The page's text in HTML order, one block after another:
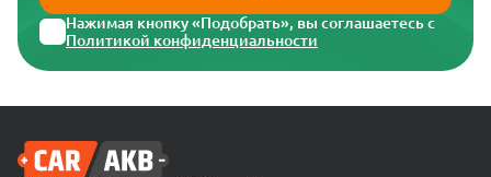
Нажимая кнопку «Подобрать», вы соглашаетесь с
Политикой конфиденциальности